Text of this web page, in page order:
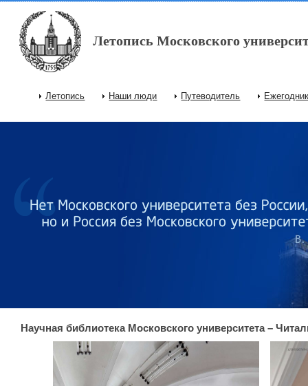
Перейти к основному содержанию
Летопись Московского
Главное меню
Летопись Наши люди Путеводитель
Научная библиотека Московского университета –